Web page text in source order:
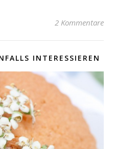
2 Kommentare
INTERESSIEREN